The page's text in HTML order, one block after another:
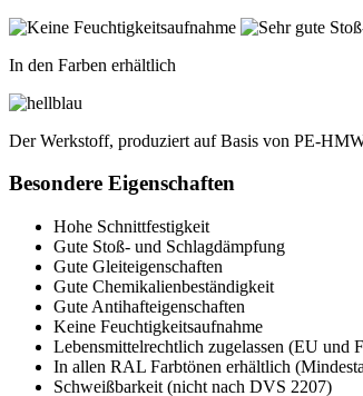
In den Farben erhältlich
Der Werkstoff, produziert auf Basis von PE-
Besondere Eigenschaften
Hohe Schnittfestigkeit
Gute Stoß- und Schlagdämpfung
Gute Gleiteigenschaften
Gute Chemikalienbeständigkeit
Gute Antihafteigenschaften
Keine Feuchtigkeitsaufnahme
Lebensmittelrechtlich zugelassen (EU und
In allen RAL Farbtönen erhältlich
Schweißbarkeit (nicht nach DVS 2207)